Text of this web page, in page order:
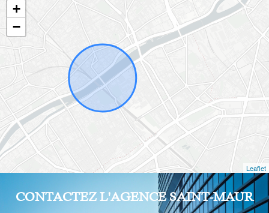
+
−
Leaflet
CONTACTEZ L'AGENCE SAINT-MAUR